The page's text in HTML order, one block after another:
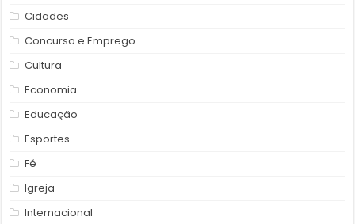
Cidades
Concurso e Emprego
Cultura
Economia
Educação
Esportes
Fé
Igreja
Internacional